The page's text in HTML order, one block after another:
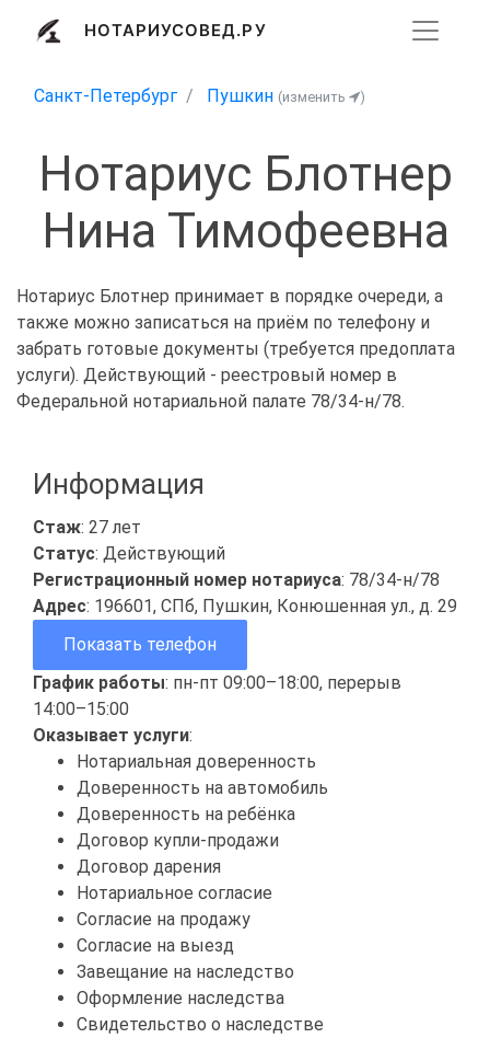
НОТАРИУСОВЕД.РУ
Санкт-Петербург Пушкин (изменить )
Нотариус Блотнер
Нина Тимофеевна
Нотариус Блотнер принимает в порядке очереди, а
также можно записаться на приём по телефону и
забрать готовые документы (требуется предоплата
услуги). Действующий - реестровый номер в
Федеральной нотариальной палате 78/34-н/78.
Информация
Стаж: 27 лет
Статус: Действующий
Регистрационный номер нотариуса: 78/34-н/78
Адрес: 196601, СПб, Пушкин, Конюшенная ул., д. 29
Показать телефон
График работы: пн-пт 09:00–18:00, перерыв
14:00–15:00
Оказывает услуги:
Нотариальная доверенность
Доверенность на автомобиль
Доверенность на ребёнка
Договор купли-продажи
Договор дарения
Нотариальное согласие
Согласие на продажу
Согласие на выезд
Завещание на наследство
Оформление наследства
Свидетельство о наследстве